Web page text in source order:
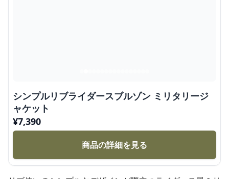
シンプルリブライダースブルゾン ミリタリージ
ャケット
¥7,390
商品の詳細を見る